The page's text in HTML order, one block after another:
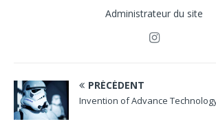
Administrateur du site
PRÉCÉDENT
Invention of Advance